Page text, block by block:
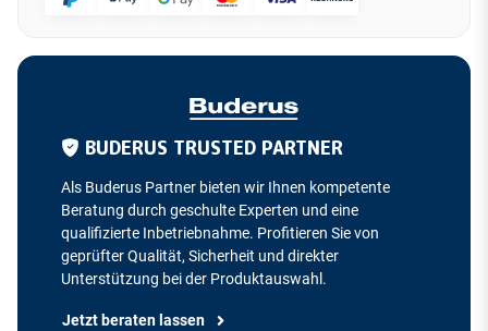
BUDERUS TRUSTED PARTNER
Als Buderus Partner bieten wir Ihnen kompetente
Beratung durch geschulte Experten und eine
qualifizierte Inbetriebnahme. Profitieren Sie von
geprüfter Qualität, Sicherheit und direkter
Unterstützung bei der Produktauswahl.
Jetzt beraten lassen